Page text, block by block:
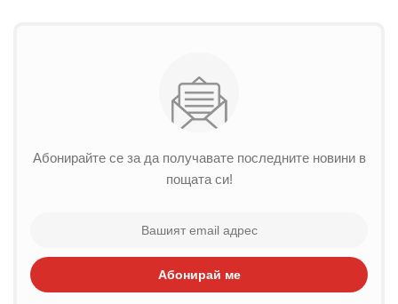
Абонирайте се за да получавате последните новини в
пощата си!
Абонирай ме